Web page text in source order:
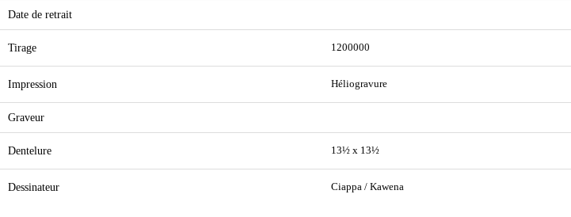
Date de retrait
Tirage 1200000
Impression Héliogravure
Graveur
Dentelure 13½ x 13½
Dessinateur Ciappa / Kawena